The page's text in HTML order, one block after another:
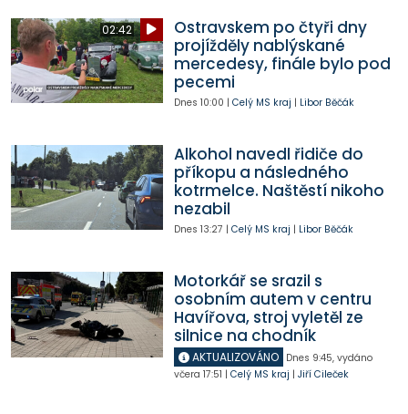
02:42
Ostravskem po čtyři dny
projížděly nablýskané
mercedesy, finále bylo pod
pecemi
Dnes 10:00 | Celý MS kraj | Libor Běčák
Alkohol navedl řidiče do
příkopu a následného
kotrmelce. Naštěstí nikoho
nezabil
Dnes 13:27 | Celý MS kraj | Libor Běčák
Motorkář se srazil s
osobním autem v centru
Havířova, stroj vyletěl ze
silnice na chodník
AKTUALIZOVÁNO Dnes 9:45, vydáno
včera 17:51 | Celý MS kraj | Jiří Cileček